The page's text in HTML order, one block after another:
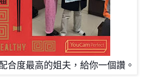
合度最高的姐夫，給你一個讚。